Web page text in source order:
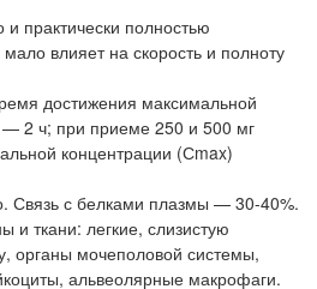
практически полностью
влияет на скорость и полноту
достижения максимальной
2 ч; при приеме 250 и 500 мг
концентрации (Сmax)
Связь с белками плазмы — 30-40%.
и ткани: легкие, слизистую
органы мочеполовой системы,
альвеолярные макрофаги.